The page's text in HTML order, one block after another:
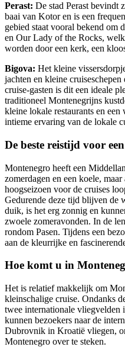
Perast: De stad Perast bevindt
baai van Kotor en is een
gebied staat vooral bekend om
en Our Lady of the Rocks,
worden door een kerk, een
Bigova: Het kleine
jachten en kleine
cruise-gasten is dit een ideale
traditioneel Montenegrijns
kleine lokale restaurants en
intieme ervaring van de lokale
De beste reistijd voor
Montenegro heeft een
zomerdagen en een koele,
hoogseizoen voor de cruises
Gedurende deze tijd blijven de
duik, is het erg zonnig en
zwoele zomeravonden. In de
rondom Pasen. Tijdens een
aan de kleurrijke en
Hoe komt u in
Het is relatief makkelijk om
kleinschalige cruise. Ondanks
twee internationale vliegvelden
kunnen bezoekers naar de
Dubrovnik in Kroatië vliegen,
Montenegro over te steken.